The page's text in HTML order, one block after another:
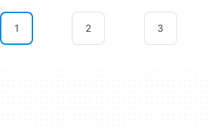
1 2 3